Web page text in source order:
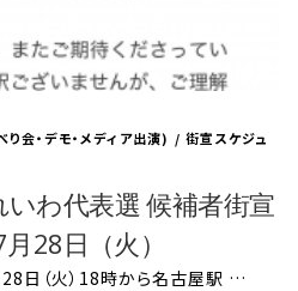
会・デモ・メディア出演) /街宣スケジュ
いわ代表選 候補者街宣
28日（火）
日（火）18時から名古屋駅 …